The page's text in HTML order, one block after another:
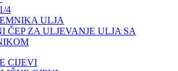
4
ULJA
ČEP ZA ULJEVANJE ULJA SA
CIJEVI